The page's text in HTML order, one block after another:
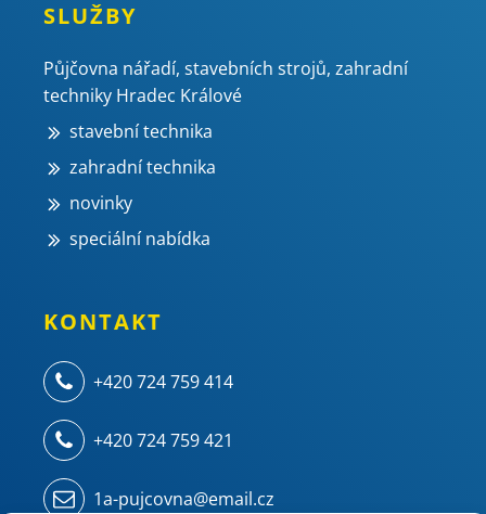
SLUŽBY
Půjčovna nářadí, stavebních strojů, zahradní
techniky Hradec Králové
stavební technika
zahradní technika
novinky
speciální nabídka
KONTAKT
+420 724 759 414
+420 724 759 421
1a-pujcovna@email.cz